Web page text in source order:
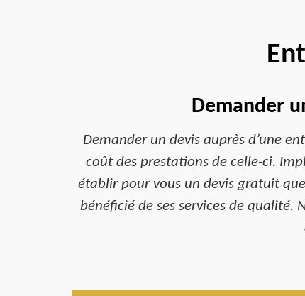
Demander
Demander un devis auprès d’une
coût des prestations de celle-ci.
établir pour vous un devis gratuit
bénéficié de ses services de